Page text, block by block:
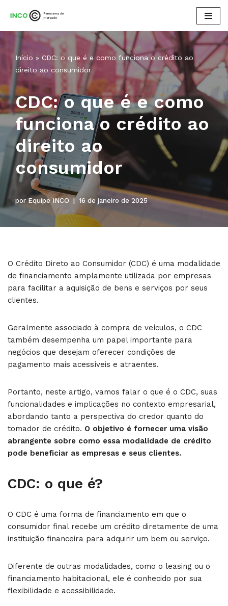
para
Início » CDC: o que é e como funciona o crédito ao
direito ao consumidor
CDC: o que é e como
funciona o crédito ao
direito ao
consumidor
porEquipe INCO 16 de janeiro de 2025
O Crédito Direto ao Consumidor (CDC) é uma modalidade
de financiamento amplamente utilizada por empresas
para facilitar a aquisição de bens e serviços por seus
clientes.
Geralmente associado à compra de veículos, o CDC
também desempenha um papel importante para
negócios que desejam oferecer condições de
pagamento mais acessíveis e atraentes.
Portanto, neste artigo, vamos falar o que é o CDC, suas
funcionalidades e implicações no contexto empresarial,
abordando tanto a perspectiva do credor quanto do
tomador de crédito. O objetivo é fornecer uma visão
abrangente sobre como essa modalidade de crédito
pode beneficiar as empresas e seus clientes.
CDC: o que é?
O CDC é uma forma de financiamento em que o
consumidor final recebe um crédito diretamente de uma
instituição financeira para adquirir um bem ou serviço.
Diferente de outras modalidades, como o leasing ou o
financiamento habitacional, ele é conhecido por sua
flexibilidade e acessibilidade.